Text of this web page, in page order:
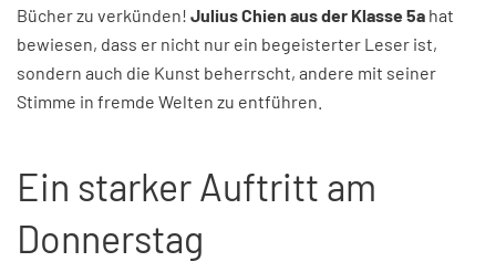
Bücher zu verkünden! Julius Chien aus der Klasse 5a hat
bewiesen, dass er nicht nur ein begeisterter Leser ist,
sondern auch die Kunst beherrscht, andere mit seiner
Stimme in fremde Welten zu entführen.
Ein starker Auftritt am
Donnerstag